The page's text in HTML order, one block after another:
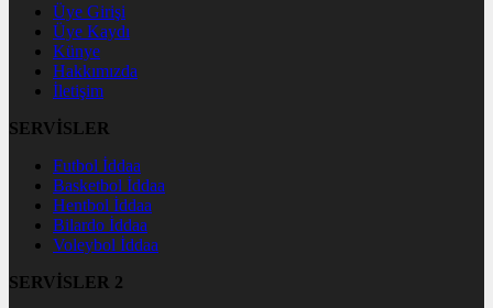
Üye Girişi
Üye Kaydı
Künye
Hakkımızda
İletişim
SERVİSLER
Futbol İddaa
Basketbol İddaa
Hentbol İddaa
Bilardo İddaa
Voleybol İddaa
SERVİSLER 2